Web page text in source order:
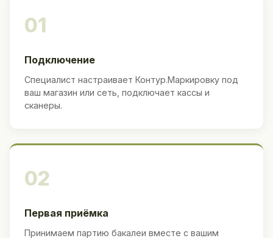
01
Подключение
Специалист настраивает Контур.Маркировку под
ваш магазин или сеть, подключает кассы и
сканеры.
02
Первая приёмка
Принимаем партию бакалеи вместе с вашим